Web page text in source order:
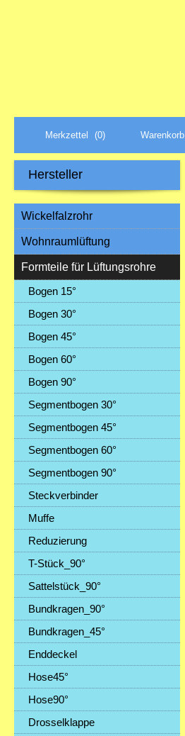
Warenkorb
Merkzettel (0)
Hersteller
Wickelfalzrohr
Wohnraumlüftung
Formteile für Lüftungsrohre
Bogen 15°
Bogen 30°
Bogen 45°
Bogen 60°
Bogen 90°
Segmentbogen 30°
Segmentbogen 45°
Segmentbogen 60°
Segmentbogen 90°
Steckverbinder
Muffe
Reduzierung
T-Stück_90°
Sattelstück_90°
Bundkragen_90°
Bundkragen_45°
Enddeckel
Hose45°
Hose90°
Drosselklappe